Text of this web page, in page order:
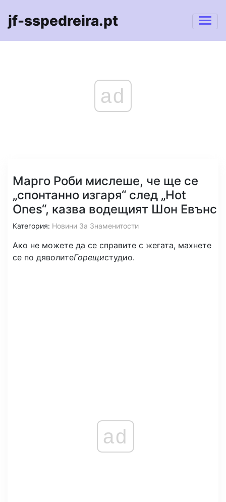
jf-sspedreira.pt
ad
Марго Роби мислеше, че ще се
„спонтанно изгаря“ след „Hot
Ones“, казва водещият Шон Евънс
Категория: Новини За Знаменитости
Ако не можете да се справите с жегата, махнете
се по дяволитеГорещистудио.
ad